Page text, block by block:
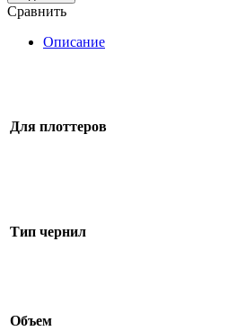
Сравнить
Описание
Для плоттеров
Тип чернил
Объем